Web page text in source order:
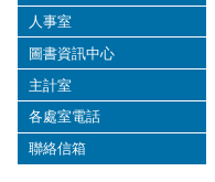
人事室
圖書資訊中心
主計室
各處室電話
聯絡信箱